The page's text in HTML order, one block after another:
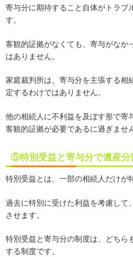
寄与分に期待すること自体がトラブ
す。
客観的証拠がなくても、寄与がなか
はありません。
家庭裁判所は、寄与分を主張する相
定するわけではありません。
他の相続人に不利益を及ぼす形で寄
客観的証拠が必要であるに過ぎません
⑤特別受益と寄与分で遺産分
特別受益とは、一部の相続人だけが
過去に特別に受けた利益を考慮して
させます。
特別受益と寄与分の制度は、どちら
する制度です。